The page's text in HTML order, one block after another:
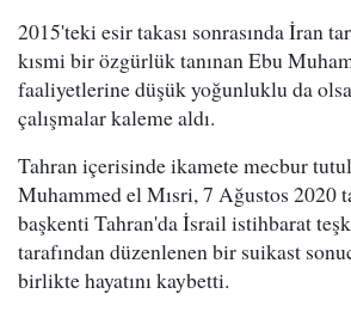
2015'teki esir takası sonrasında İran
kısmi bir özgürlük tanınan Ebu
faaliyetlerine düşük yoğunluklu da
çalışmalar kaleme aldı.
Tahran içerisinde ikamete mecbur
Muhammed el Mısri, 7 Ağustos 2020
başkenti Tahran'da İsrail istihbarat
tarafından düzenlenen bir suikast
birlikte hayatını kaybetti.